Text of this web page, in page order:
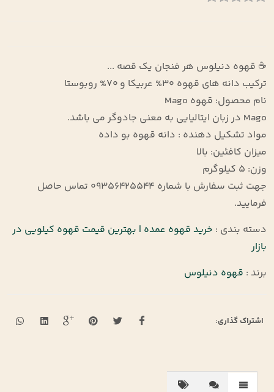
☕ قهوه دنیلوس هر فنجان یک قصه ...
ترکیب دانه های قهوه 30% عربیکا و 70% روبوستا
نام محصول: قهوه Mago
Mago در زبان ایتالیایی به معنی جادوگر می باشد.
مواد تشکیل دهنده : دانه قهوه بو داده
میزان کافئین: بالا
وزن: 5 کیلوگرم
جهت ثبت سفارش با شماره 09356425544 تماس حاصل
فرمایید.
دسته بندی : خرید قهوه عمده | بهترین قیمت قهوه کیلویی در
بازار
برند : قهوه دنیلوس
اشتراک گذاری: